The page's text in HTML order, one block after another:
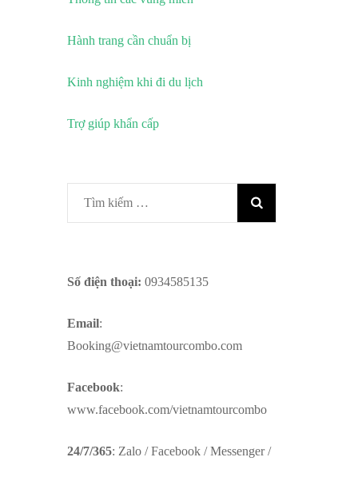
Hành trang cần chuẩn bị
Kinh nghiệm khi đi du lịch
Trợ giúp khẩn cấp
Tìm
kiếm
Số điện thoại: 0934585135
Email:
Booking@vietnamtourcombo.com
Facebook:
www.facebook.com/vietnamtourcombo
24/7/365: Zalo / Facebook / Messenger /